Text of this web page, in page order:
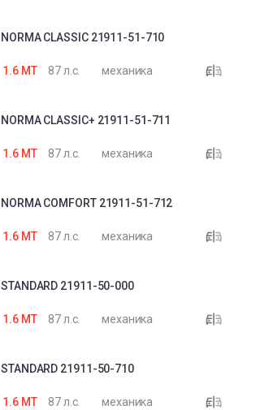
NORMA CLASSIC 21911-51-710
1.6 MT 87 л.с. механика
NORMA CLASSIC+ 21911-51-711
1.6 MT 87 л.с. механика
NORMA COMFORT 21911-51-712
1.6 MT 87 л.с. механика
STANDARD 21911-50-000
1.6 MT 87 л.с. механика
STANDARD 21911-50-710
1.6 MT 87 л.с. механика